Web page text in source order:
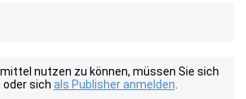
nutzen zu können, müssen Sie sich
oder sich als Publisher anmelden